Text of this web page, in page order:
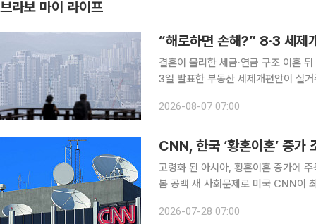
브라보 마이 라이프
“해로하면 손해?” 8·3 세제
결혼이 불리한 세금·연금 구조 이혼 뒤
3일 발표한 부동산 세제개편안이 실
2026-08-07 07:00
CNN, 한국 ‘황혼이혼’ 증가
고령화 된 아시아, 황혼이혼 증가에
봄 공백 새 사회문제로 미국 CNN이 최근 한국과 일본을 비롯한 아시아 국가에서 확산하는 ‘황혼이
수하기보다 남은 인생을 독립적으로
2026-07-28 07:00